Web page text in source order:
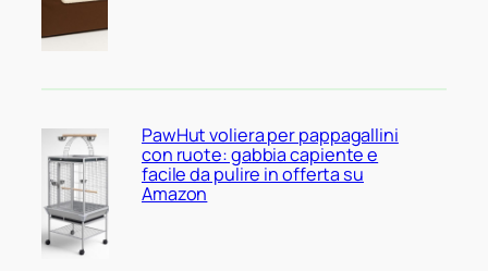
PawHut voliera per pappagallini
con ruote: gabbia capiente e
facile da pulire in offerta su
Amazon